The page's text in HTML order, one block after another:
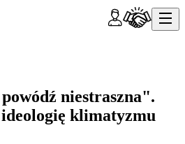
niestraszna".
klimatyzmu